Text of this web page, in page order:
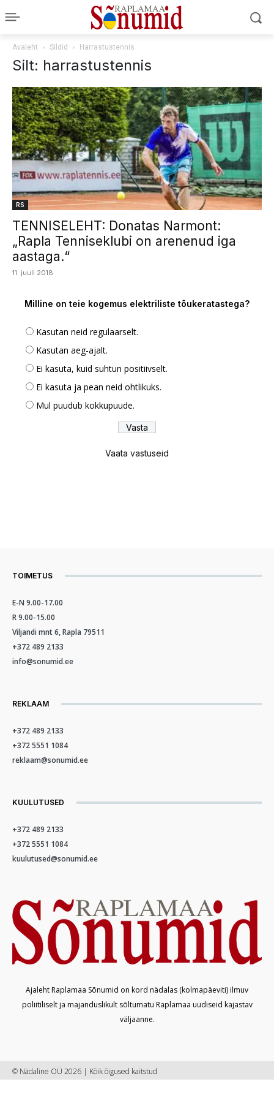
Avaleht Sildid Harrastustennis
Silt: harrastustennis
RS
TENNISELEHT: Donatas Narmont:
„Rapla Tenniseklubi on arenenud iga
aastaga.“
11. juuli 2018
Milline on teie kogemus elektriliste tõukeratastega?
Kasutan neid regulaarselt.
Kasutan aeg-ajalt.
Ei kasuta, kuid suhtun positiivselt.
Ei kasuta ja pean neid ohtlikuks.
Mul puudub kokkupuude.
Vaata vastuseid
TOIMETUS
E-N 9.00-17.00
R 9.00-15.00
Viljandi mnt 6, Rapla 79511
+372 489 2133
info@sonumid.ee
REKLAAM
+372 489 2133
+372 5551 1084
reklaam@sonumid.ee
KUULUTUSED
+372 489 2133
+372 5551 1084
kuulutused@sonumid.ee
Ajaleht Raplamaa Sõnumid on kord nädalas (kolmapäeviti) ilmuv
poliitiliselt ja majanduslikult sõltumatu Raplamaa uudiseid kajastav
väljaanne.
© Nädaline OÜ 2026 | Kõik õigused kaitstud